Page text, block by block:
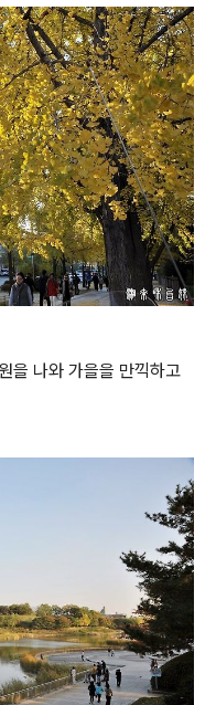
을 나와 가을을 만끽하고